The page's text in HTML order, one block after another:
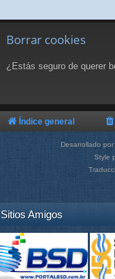
Borrar cookies
¿Estás seguro de querer
Índice general
Desarrollado por
Style
Sitios Amigos